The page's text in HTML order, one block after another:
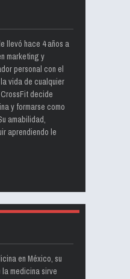
llevó hace 4 años a
marketing y
personal con el
vida de cualquier
decide
y formarse como
amabilidad,
aprendiendo le
en México, su
medicina sirve